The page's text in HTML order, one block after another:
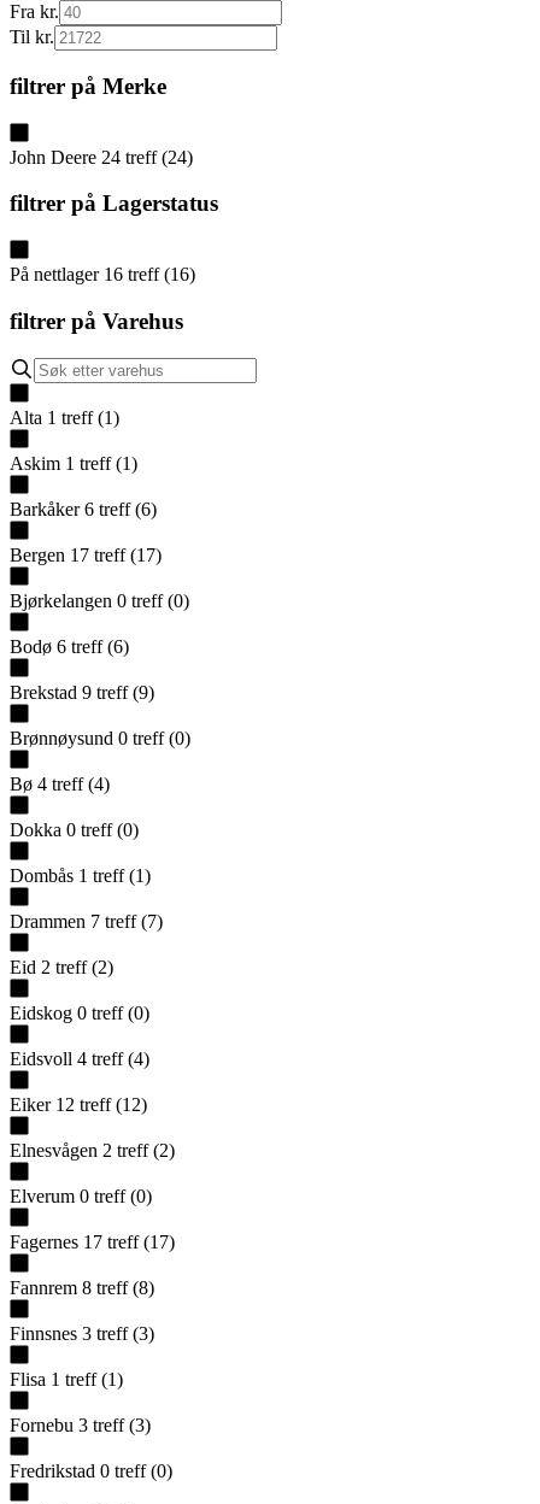
Fra kr.
Til kr.
filtrer på Merke
John Deere 24 treff (24)
filtrer på Lagerstatus
På nettlager 16 treff (16)
filtrer på Varehus
Alta 1 treff (1)
Askim 1 treff (1)
Barkåker 6 treff (6)
Bergen 17 treff (17)
Bjørkelangen 0 treff (0)
Bodø 6 treff (6)
Brekstad 9 treff (9)
Brønnøysund 0 treff (0)
Bø 4 treff (4)
Dokka 0 treff (0)
Dombås 1 treff (1)
Drammen 7 treff (7)
Eid 2 treff (2)
Eidskog 0 treff (0)
Eidsvoll 4 treff (4)
Eiker 12 treff (12)
Elnesvågen 2 treff (2)
Elverum 0 treff (0)
Fagernes 17 treff (17)
Fannrem 8 treff (8)
Finnsnes 3 treff (3)
Flisa 1 treff (1)
Fornebu 3 treff (3)
Fredrikstad 0 treff (0)